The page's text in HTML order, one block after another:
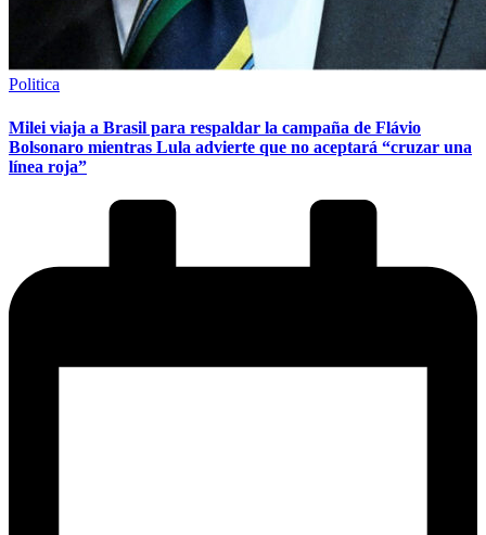
Publicado
Politica
Milei viaja a Brasil para respaldar la campaña de Flávio
Bolsonaro mientras Lula advierte que no aceptará “cruzar una
línea roja”